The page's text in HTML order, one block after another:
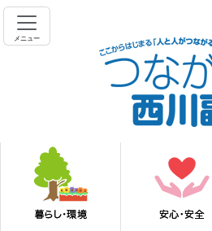
メニュー